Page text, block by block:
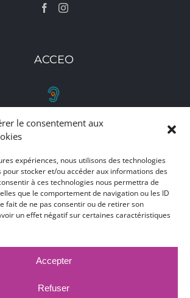
le consentement aux
expériences, nous utilisons des technologies
pour stocker et/ou accéder aux informations des
à ces technologies nous permettra de
que le comportement de navigation ou les ID
fait de ne pas consentir ou de retirer son
un effet négatif sur certaines caractéristiques
Accepter
Refuser
ACCEO
RETROUVEZ-NOUS
coordonnées et horaires
d'ouverture
CLIQUEZ ICI
LÉGALES